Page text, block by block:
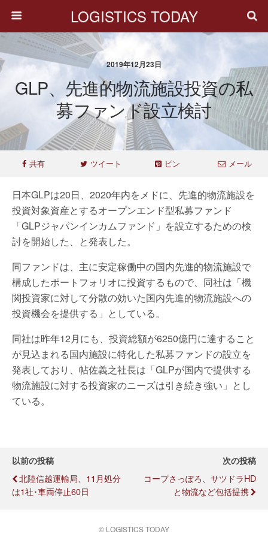
LOGISTICS TODAY
2019年12月23日
GLP、先進的物流施設投資の私
募ファンド設立検討
共有 ツイート ピン メール
日本GLPは20日、2020年内をメドに、先進的物流施設を
投資対象資産とするオープンエンド型私募ファンド
「GLPジャパンインカムファンド」を設立するための検
討を開始した、と発表した。
同ファンドは、主に安定稼働中の国内先進的物流施設で
構成したポートフォリオに投資するもので、同社は「機
関投資家に対して分散の効いた国内先進的物流施設への
投資機会を提供する」としている。
同社は昨年12月にも、投資総額が6250億円に達すること
が見込まれる国内施設に特化した私募ファンドの設立を
発表しており、帖佐義之社長は「GLPが国内で提供する
物流施設に対する投資家のニーズは引き続き強い」とし
ている。
以前の投稿
北陸信越運輸局、11月処分
は1社･車両停止60日
次の投稿
コープさっぽろ、サツドラHD
と物流など包括提携
© LOGISTICS TODAY